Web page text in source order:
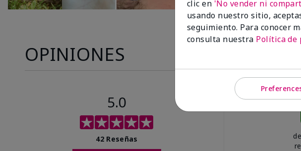
OPINIONES
5.0
42 Reseñas
clic en 'No vender ni
usando nuestro sitio,
seguimiento. Para conocer
consulta nuestra Política de